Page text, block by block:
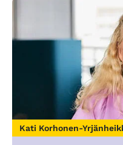
Kati Korhonen-